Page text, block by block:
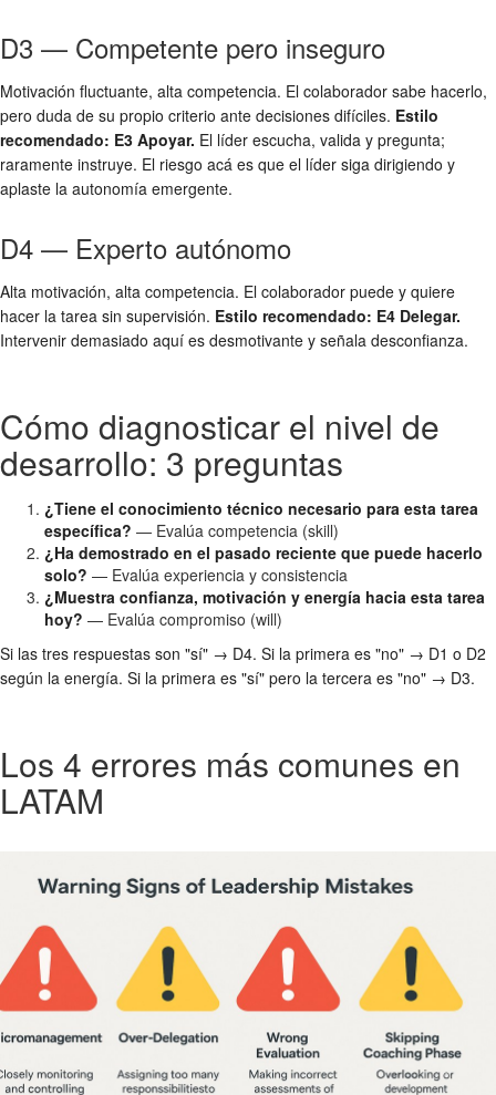
D3 — Competente pero inseguro
Motivación fluctuante, alta competencia. El colaborador sabe hacerlo,
pero duda de su propio criterio ante decisiones difíciles. Estilo
recomendado: E3 Apoyar. El líder escucha, valida y pregunta;
raramente instruye. El riesgo acá es que el líder siga dirigiendo y
aplaste la autonomía emergente.
D4 — Experto autónomo
Alta motivación, alta competencia. El colaborador puede y quiere
hacer la tarea sin supervisión. Estilo recomendado: E4 Delegar.
Intervenir demasiado aquí es desmotivante y señala desconfianza.
Cómo diagnosticar el nivel de
desarrollo: 3 preguntas
¿Tiene el conocimiento técnico necesario para esta tarea
específica? — Evalúa competencia (skill)
¿Ha demostrado en el pasado reciente que puede hacerlo
solo? — Evalúa experiencia y consistencia
¿Muestra confianza, motivación y energía hacia esta tarea
hoy? — Evalúa compromiso (will)
Si las tres respuestas son "sí" → D4. Si la primera es "no" → D1 o D2
según la energía. Si la primera es "sí" pero la tercera es "no" → D3.
Los 4 errores más comunes en
LATAM